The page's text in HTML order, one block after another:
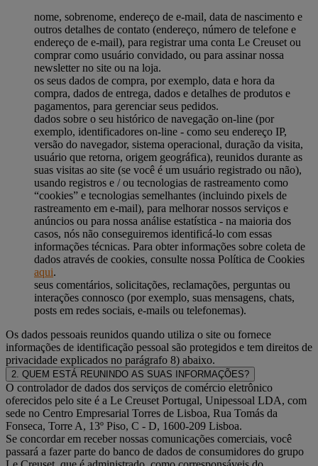
nome, sobrenome, endereço de e-mail, data de nascimento e
outros detalhes de contato (endereço, número de telefone e
endereço de e-mail), para registrar uma conta Le Creuset ou
comprar como usuário convidado, ou para assinar nossa
newsletter no site ou na loja.
os seus dados de compra, por exemplo, data e hora da
compra, dados de entrega, dados e detalhes de produtos e
pagamentos, para gerenciar seus pedidos.
dados sobre o seu histórico de navegação on-line (por
exemplo, identificadores on-line - como seu endereço IP,
versão do navegador, sistema operacional, duração da visita,
usuário que retorna, origem geográfica), reunidos durante as
suas visitas ao site (se você é um usuário registrado ou não),
usando registros e / ou tecnologias de rastreamento como
“cookies” e tecnologias semelhantes (incluindo pixels de
rastreamento em e-mail), para melhorar nossos serviços e
anúncios ou para nossa análise estatística - na maioria dos
casos, nós não conseguiremos identificá-lo com essas
informações técnicas. Para obter informações sobre coleta de
dados através de cookies, consulte nossa Política de Cookies
aqui.
seus comentários, solicitações, reclamações, perguntas ou
interações connosco (por exemplo, suas mensagens, chats,
posts em redes sociais, e-mails ou telefonemas).
Os dados pessoais reunidos quando utiliza o site ou fornece
informações de identificação pessoal são protegidos e tem direitos de
privacidade explicados no parágrafo 8) abaixo.
2. QUEM ESTÁ REUNINDO AS SUAS INFORMAÇÕES?
O controlador de dados dos serviços de comércio eletrônico
oferecidos pelo site é a Le Creuset Portugal, Unipessoal LDA, com
sede no Centro Empresarial Torres de Lisboa, Rua Tomás da
Fonseca, Torre A, 13º Piso, C - D, 1600-209 Lisboa.
Se concordar em receber nossas comunicações comerciais, você
passará a fazer parte do banco de dados de consumidores do grupo